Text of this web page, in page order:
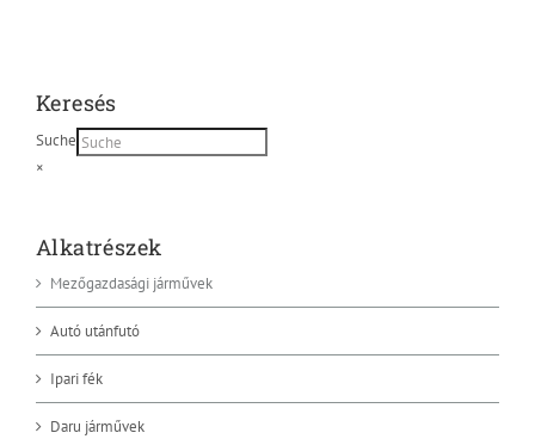
Keresés
Suche
×
Alkatrészek
Mezőgazdasági járművek
Autó utánfutó
Ipari fék
Daru járművek